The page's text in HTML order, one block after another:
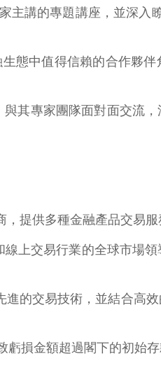
講的專題講座，並深入
態中值得信賴的合作夥
其專家團隊面對面交流
提供多種金融產品交易服
上交易行業的全球市場
的交易技術，並結合高
損金額超過閣下的初始